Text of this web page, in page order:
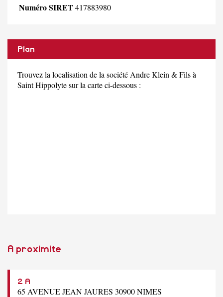
Numéro SIRET417883980
Plan
Trouvez la localisation de la société Andre Klein & Fils à
Saint Hippolyte sur la carte ci-dessous :
A proximite
2 A
65 AVENUE JEAN JAURES 30900 NIMES